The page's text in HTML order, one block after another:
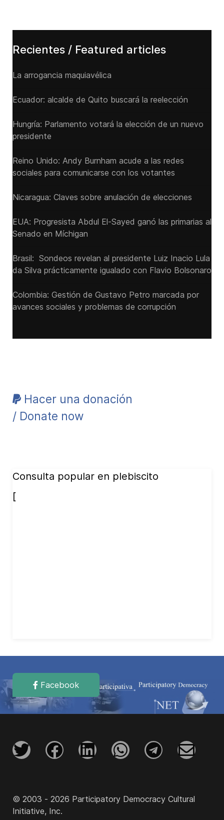
Recientes / Featured articles
La arrogancia maquiavélica
Ecuador: alcalde de Quito buscará la reelección
Hungría: Parlamento votará la elección de un nuevo
presidente
Reino Unido: Andy ‌Burnham acude a las redes
sociales para comunicarse con los votantes
Nicaragua: Claves sobre anulación de elecciones
EUA: Progresista Abdul El-Sayed ganó las primarias al
Senado ‌en Míchigan
Brasil: Sondeos revelan al presidente Luiz Inacio Lula
da Silva prácticamente igualado con Flavio Bolsonaro
Colombia: Gestión de Gustavo Petro marcada por
avances sociales y problemas de corrupción
Hacer una donación
/ Donate now
Consulta popular en plebiscito
[
Facebook
© 2003 - 2026 Participatory Democracy Cultural
Initiative, Inc.